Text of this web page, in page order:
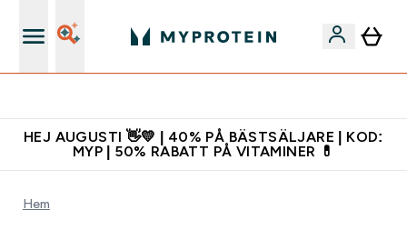
HEJ AUGUSTI 👋💛 | 40% PÅ BÄSTSÄLJARE | KOD:
MYP | 50% RABATT PÅ VITAMINER 💊
Hem